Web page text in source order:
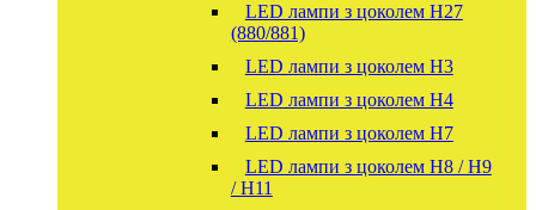
LED лампи з цоколем H27
(880/881)
LED лампи з цоколем H3
LED лампи з цоколем H4
LED лампи з цоколем H7
LED лампи з цоколем H8 / H9
/ H11